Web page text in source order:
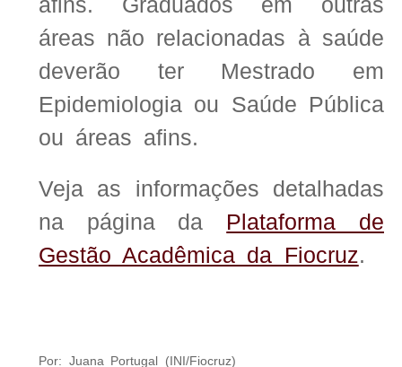
áreas não relacionadas à saúde
deverão ter Mestrado em
Epidemiologia ou Saúde Pública
ou áreas afins.
Veja as informações detalhadas
na página da Plataforma de
Gestão Acadêmica da Fiocruz.
Por: Juana Portugal (INI/Fiocruz)